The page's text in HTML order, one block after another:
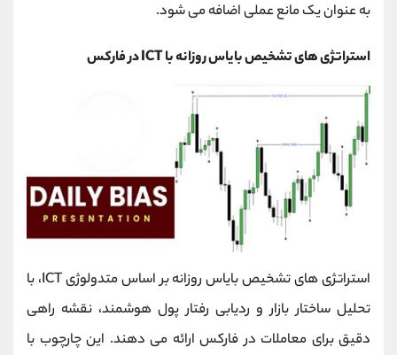
به عنوان یک مانع عملی اضافه می ‌شود.
استراتژی های تشخیص بایاس روزانه با ICT در فارکس
استراتژی‌ های تشخیص بایاس روزانه بر اساس متدولوژی ICT، با
تحلیل ساختار بازار و ردیابی رفتار پول هوشمند، نقشه راهی
دقیق برای معاملات در فارکس ارائه می ‌دهند. این چارچوب با